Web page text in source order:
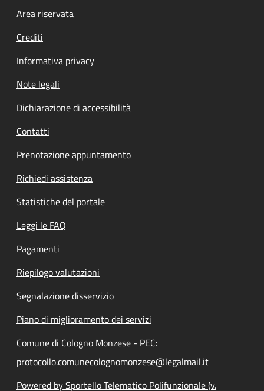
Footer menu
Area riservata
Crediti
Informativa privacy
Note legali
Dichiarazione di accessibilità
Contatti
Prenotazione appuntamento
Richiedi assistenza
Statistiche del portale
Leggi le FAQ
Pagamenti
Riepilogo valutazioni
Segnalazione disservizio
Piano di miglioramento dei servizi
Comune di Cologno Monzese - PEC:
protocollo.comunecolognomonzese@legalmail.it
Powered by Sportello Telematico Polifunzionale (v.